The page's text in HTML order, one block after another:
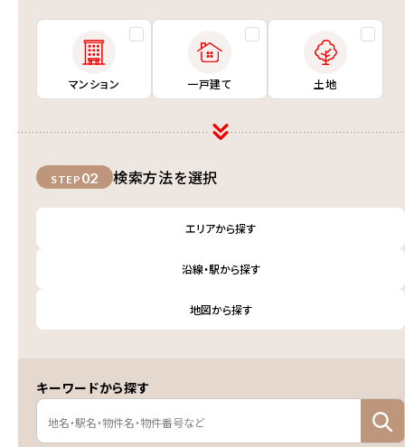
マンション 一戸建て 土地
STEP 02 検索方法を選択
エリアから探す
沿線・駅から探す
地図から探す
キーワードから探す